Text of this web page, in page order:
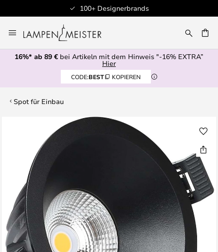
100+ Designerbrands
Inhalt
springen
16%* ab 89 € bei Artikeln mit dem Hinweis "-16% EXTRA”
Hier
CODE:BEST KOPIEREN
Spot für Einbau
Bildgalerie
springen